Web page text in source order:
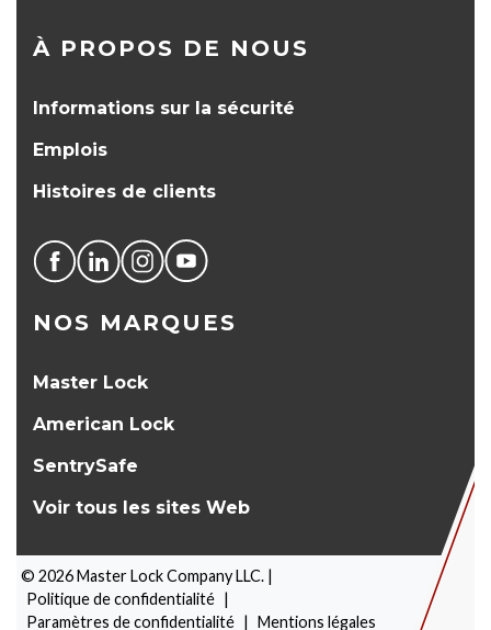
À PROPOS DE NOUS
Informations sur la sécurité
Emplois
Histoires de clients
NOS MARQUES
Master Lock
American Lock
SentrySafe
Voir tous les sites Web
© 2026Master Lock Company LLC. |
Politique de confidentialité |
Paramètres de confidentialité | Mentions légales